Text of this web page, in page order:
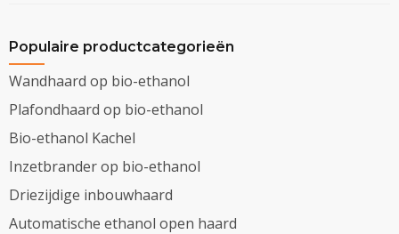
Populaire productcategorieën
Wandhaard op bio-ethanol
Plafondhaard op bio-ethanol
Bio-ethanol Kachel
Inzetbrander op bio-ethanol
Driezijdige inbouwhaard
Automatische ethanol open haard